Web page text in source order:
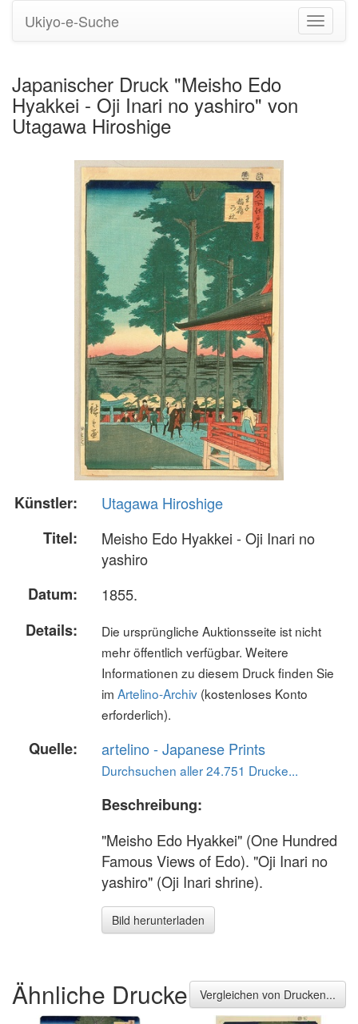
Ukiyo-e-Suche
Japanischer Druck "Meisho Edo
Hyakkei - Oji Inari no yashiro" von
Utagawa Hiroshige
Künstler:
Utagawa Hiroshige
Titel:
Meisho Edo Hyakkei - Oji Inari no
yashiro
Datum:
1855.
Details:
Die ursprüngliche Auktionsseite ist nicht
mehr öffentlich verfügbar. Weitere
Informationen zu diesem Druck finden Sie
im Artelino-Archiv (kostenloses Konto
erforderlich).
Quelle: artelino - Japanese Prints
Durchsuchen aller 24.751 Drucke...
Beschreibung:
"Meisho Edo Hyakkei" (One Hundred
Famous Views of Edo). "Oji Inari no
yashiro" (Oji Inari shrine).
Bild herunterladen
Ähnliche Drucke Vergleichen von Drucken...